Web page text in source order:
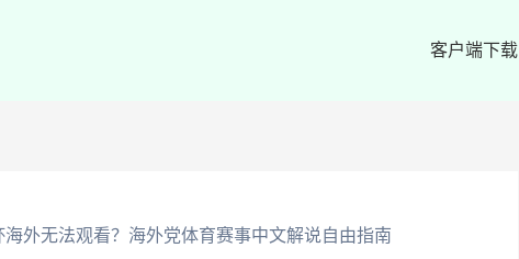
客户端下载
外无法观看？海外党体育赛事中文解说自由指南